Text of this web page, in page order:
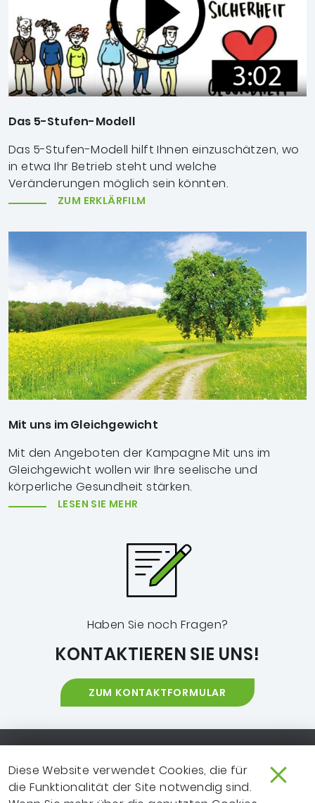
Diese Website verwendet Cookies, die für
die Funktionalität der Site notwendig sind.
Das 5-Stufen-Modell
Das 5-Stufen-Modell hilft Ihnen einzuschätzen, wo
in etwa Ihr Betrieb steht und welche
Veränderungen möglich sein könnten.
ZUM ERKLÄRFILM
Mit uns im Gleichgewicht
Mit den Angeboten der Kampagne Mit uns im
Gleichgewicht wollen wir Ihre seelische und
körperliche Gesundheit stärken.
LESEN SIE MEHR
Haben Sie noch Fragen?
KONTAKTIEREN SIE UNS!
ZUM KONTAKTFORMULAR
SO ERREICHEN SIE UNS
EXTRANET
IMPRESSUM
NEWSLETTER